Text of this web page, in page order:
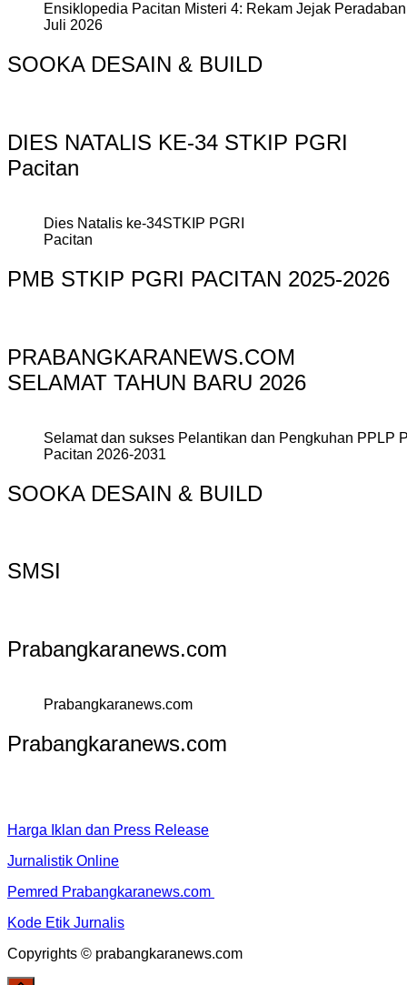
Ensiklopedia Pacitan Misteri 4: Rekam Jejak
Juli 2026
SOOKA DESAIN & BUILD
DIES NATALIS KE-34 STKIP PGRI
Pacitan
Dies Natalis ke-34STKIP PGRI
Pacitan
PMB STKIP PGRI PACITAN 2025-2026
PRABANGKARANEWS.COM
SELAMAT TAHUN BARU 2026
Selamat dan sukses Pelantikan dan Pengkuhan PPLP
Pacitan 2026-2031
SOOKA DESAIN & BUILD
SMSI
Prabangkaranews.com
Prabangkaranews.com
Prabangkaranews.com
Harga Iklan dan Press Release
Jurnalistik Online
Pemred Prabangkaranews.com
Kode Etik Jurnalis
Copyrights © prabangkaranews.com